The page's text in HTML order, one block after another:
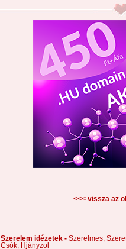
<<< vissza az
Szerelem idézetek - Szerelmes,
Csók,
Hiányzol